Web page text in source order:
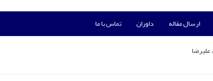
ارسال مقاله داوران تماس با ما